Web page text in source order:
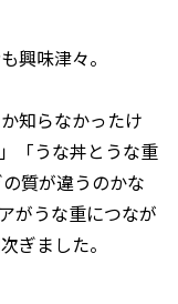
興味津々。
知らなかったけ
「うな丼とうな重
質が違うのかな
がうな重につなが
ぎました。